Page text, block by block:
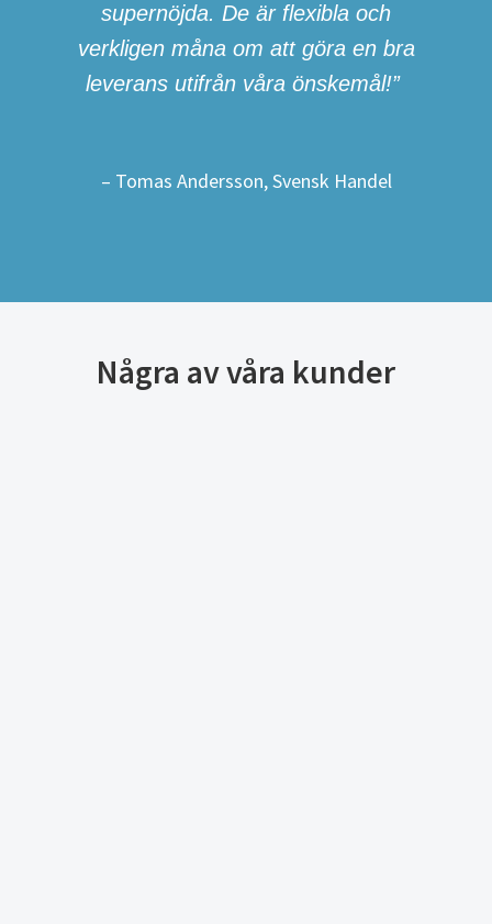
supernöjda. De är flexibla och
verkligen måna om att göra en bra
leverans utifrån våra önskemål!”
– Tomas Andersson, Svensk Handel
Några av våra kunder